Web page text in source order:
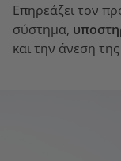
Επηρεάζει τον
σύστημα,
και την άνεση